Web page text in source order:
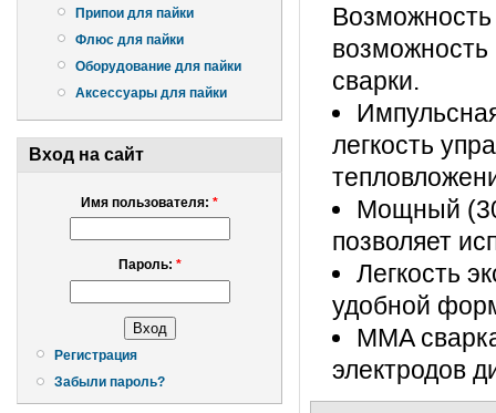
Припои для пайки
Флюс для пайки
Оборудование для пайки
Аксессуары для пайки
Вход на сайт
Имя пользователя: *
Пароль: *
Регистрация
Забыли пароль?
Возможность
сварки.
легкость
Мощный
позволяет
Легкость
удобной
MMA
электродов